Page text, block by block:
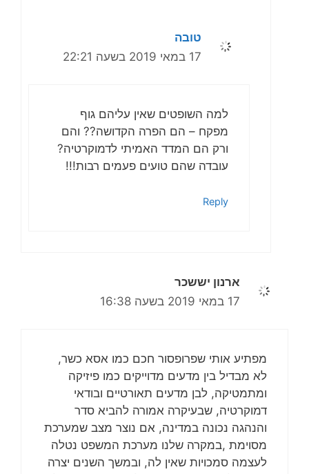
טובה
17 במאי 2019 בשעה 22:21
למה השופטים שאין עליהם גוף
מפקח – הם הפרה הקדושה?? והם
ורק הם המדד האמיתי לדמוקרטיה?
עובדה שהם טועים פעמים רבות!!!
Reply
ארנון יששכר
17 במאי 2019 בשעה 16:38
מפתיע אותי שפרופסור חכם כמו אסא כשר,
לא מבדיל בין מדעים מדוייקים כמו פיזיקה
ומתמטיקה, לבן מדעים תאורטיים ובודאי
דמוקרטיה, שבעיקרה אמורה להביא סדר
והנהגה נכונה במדינה, אם נוצר מצב שמערכת
מסוימת ,במקרה שלנו מערכת המשפט נטלה
לעצמה סמכויות שאין לה, ובמשך השנים יצרה